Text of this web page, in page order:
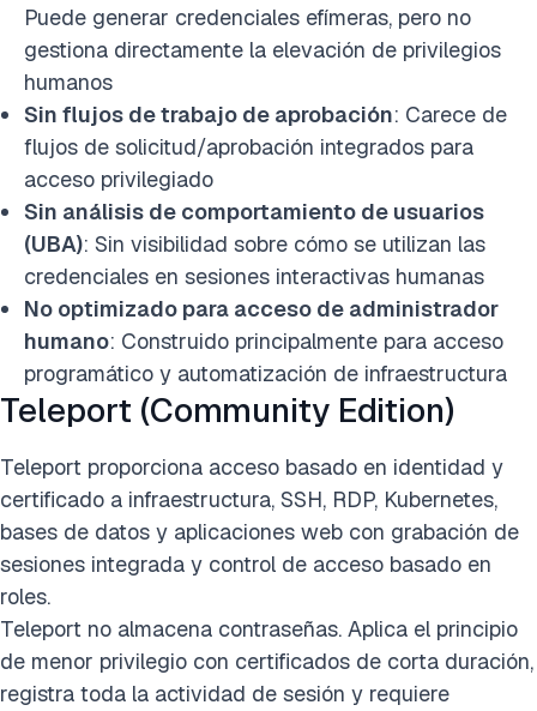
Puede generar credenciales efímeras, pero no
gestiona directamente la elevación de privilegios
humanos
Sin flujos de trabajo de aprobación: Carece de
flujos de solicitud/aprobación integrados para
acceso privilegiado
Sin análisis de comportamiento de usuarios
(UBA): Sin visibilidad sobre cómo se utilizan las
credenciales en sesiones interactivas humanas
No optimizado para acceso de administrador
humano: Construido principalmente para acceso
programático y automatización de infraestructura
Teleport (Community Edition)
Teleport proporciona acceso basado en identidad y
certificado a infraestructura, SSH, RDP, Kubernetes,
bases de datos y aplicaciones web con grabación de
sesiones integrada y control de acceso basado en
roles.
Teleport no almacena contraseñas. Aplica el principio
de menor privilegio con certificados de corta duración,
registra toda la actividad de sesión y requiere